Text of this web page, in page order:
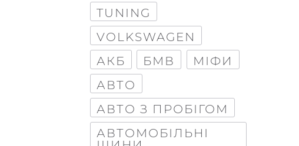
TUNING
VOLKSWAGEN
АКБ
БМВ
МІФИ
АВТО
АВТО З ПРОБІГОМ
АВТОМОБІЛЬНІ